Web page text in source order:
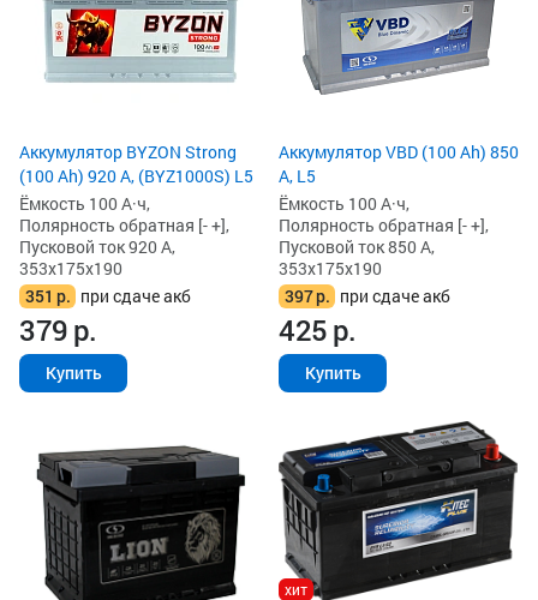
Аккумулятор BYZON Strong
(100 Ah) 920 А, (BYZ1000S) L5
Ёмкость 100 А·ч,
Полярность обратная [- +],
Пусковой ток 920 А,
353x175x190
351 р. при сдаче акб
379р.
Купить
Аккумулятор VBD (100 Ah) 850
А, L5
Ёмкость 100 А·ч,
Полярность обратная [- +],
Пусковой ток 850 А,
353x175x190
397р. при сдаче акб
425р.
Купить
хит